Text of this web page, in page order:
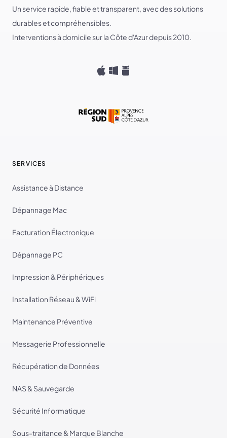
Un service rapide, fiable et transparent, avec des solutions
durables et compréhensibles.
Interventions à domicile sur la Côte d'Azur depuis 2010.
SERVICES
Assistance à Distance
Dépannage Mac
Facturation Électronique
Dépannage PC
Impression & Périphériques
Installation Réseau & WiFi
Maintenance Préventive
Messagerie Professionnelle
Récupération de Données
NAS & Sauvegarde
Sécurité Informatique
Sous-traitance & Marque Blanche